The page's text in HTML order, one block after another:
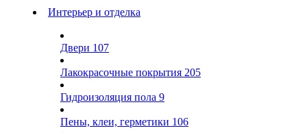
Интерьер и отделка
Двери 107
Лакокрасочные покрытия 205
Гидроизоляция пола 9
Пены, клеи, герметики 106